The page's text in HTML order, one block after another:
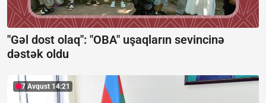
"Gəl dost olaq": "OBA" uşaqların sevincinə
dəstək oldu
7 Avqust 14:21